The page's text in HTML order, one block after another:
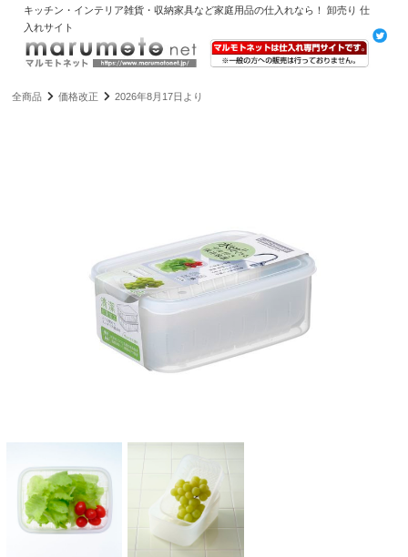
キッチン・インテリア雑貨・収納家具など家庭用品の仕入れなら！ 卸売り 仕
入れサイト
全商品 価格改正 2026年8月17日より